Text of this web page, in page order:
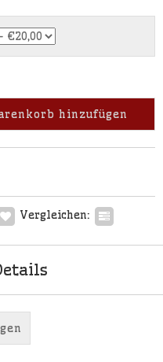
hinzufügen
Vergleichen: